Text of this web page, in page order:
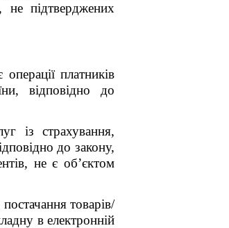
не підтверджених
платників
відповідно до
із страхування,
до закону,
не є об’єктом
товарів/
в електронній